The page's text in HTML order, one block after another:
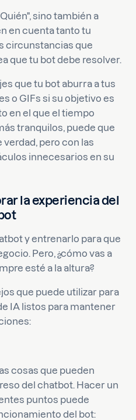
sino también a
en cuenta tanto tu
circunstancias que
que tu bot debe resolver.
que tu bot aburra a tus
o GIFs si su objetivo es
en el que el tiempo
tranquilos, puede que
pero con las
innecesarios en su
la experiencia del
y entrenarlo para que
Pero, ¿cómo vas a
esté a la altura?
que puede utilizar para
IA listos para mantener
cosas que pueden
del chatbot. Hacer un
puntos puede
del bot: